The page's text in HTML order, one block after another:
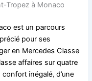
Tropez à Monaco
est un parcours
pour ses
en Mercedes Classe
affaires sur quatre
inégalé, d’une